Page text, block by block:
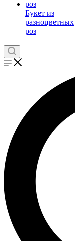
Букет из
разноцветных
роз